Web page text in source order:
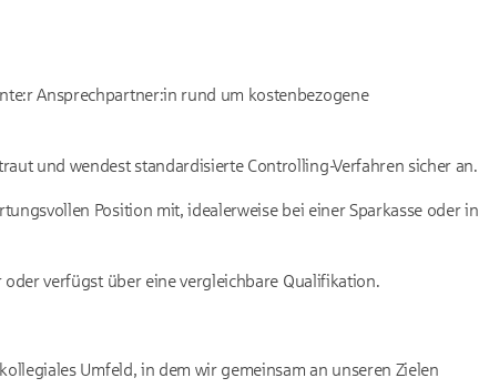
Ansprechpartner:in rund um kostenbezogene
und wendest standardisierte Controlling-Verfahren sicher an.
Position mit, idealerweise bei einer Sparkasse oder in
verfügst über eine vergleichbare Qualifikation.
Umfeld, in dem wir gemeinsam an unseren Zielen